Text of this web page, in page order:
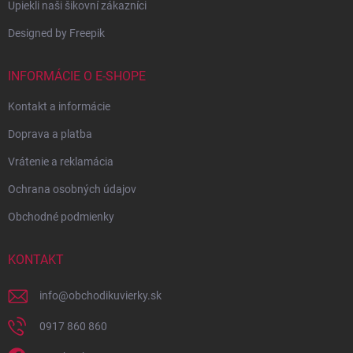
Upiekli naši šikovní zákazníci
Designed by Freepik
INFORMÁCIE O E-SHOPE
Kontakt a informácie
Doprava a platba
Vrátenie a reklamácia
Ochrana osobných údajov
Obchodné podmienky
KONTAKT
info@obchodikuvierky.sk
0917 860 860
Vytvorili sme vlastnú
Android aplikáciu –